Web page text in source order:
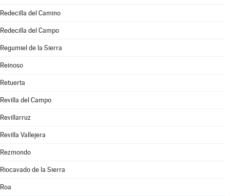
Redecilla del Camino
Redecilla del Campo
Regumiel de la Sierra
Reinoso
Retuerta
Revilla del Campo
Revillarruz
Revilla Vallejera
Rezmondo
Riocavado de la Sierra
Roa